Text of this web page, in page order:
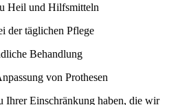
Heil und Hilfsmitteln
der täglichen Pflege
Behandlung
von Prothesen
Ihrer Einschränkung haben, die wir